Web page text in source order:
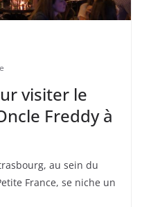
visiter le
Freddy à
au sein du
France, se niche un